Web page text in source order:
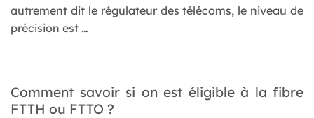
autrement dit le régulateur des télécoms, le niveau de
précision est …
Comment savoir si on est éligible à la fibre
FTTH ou FTTO ?